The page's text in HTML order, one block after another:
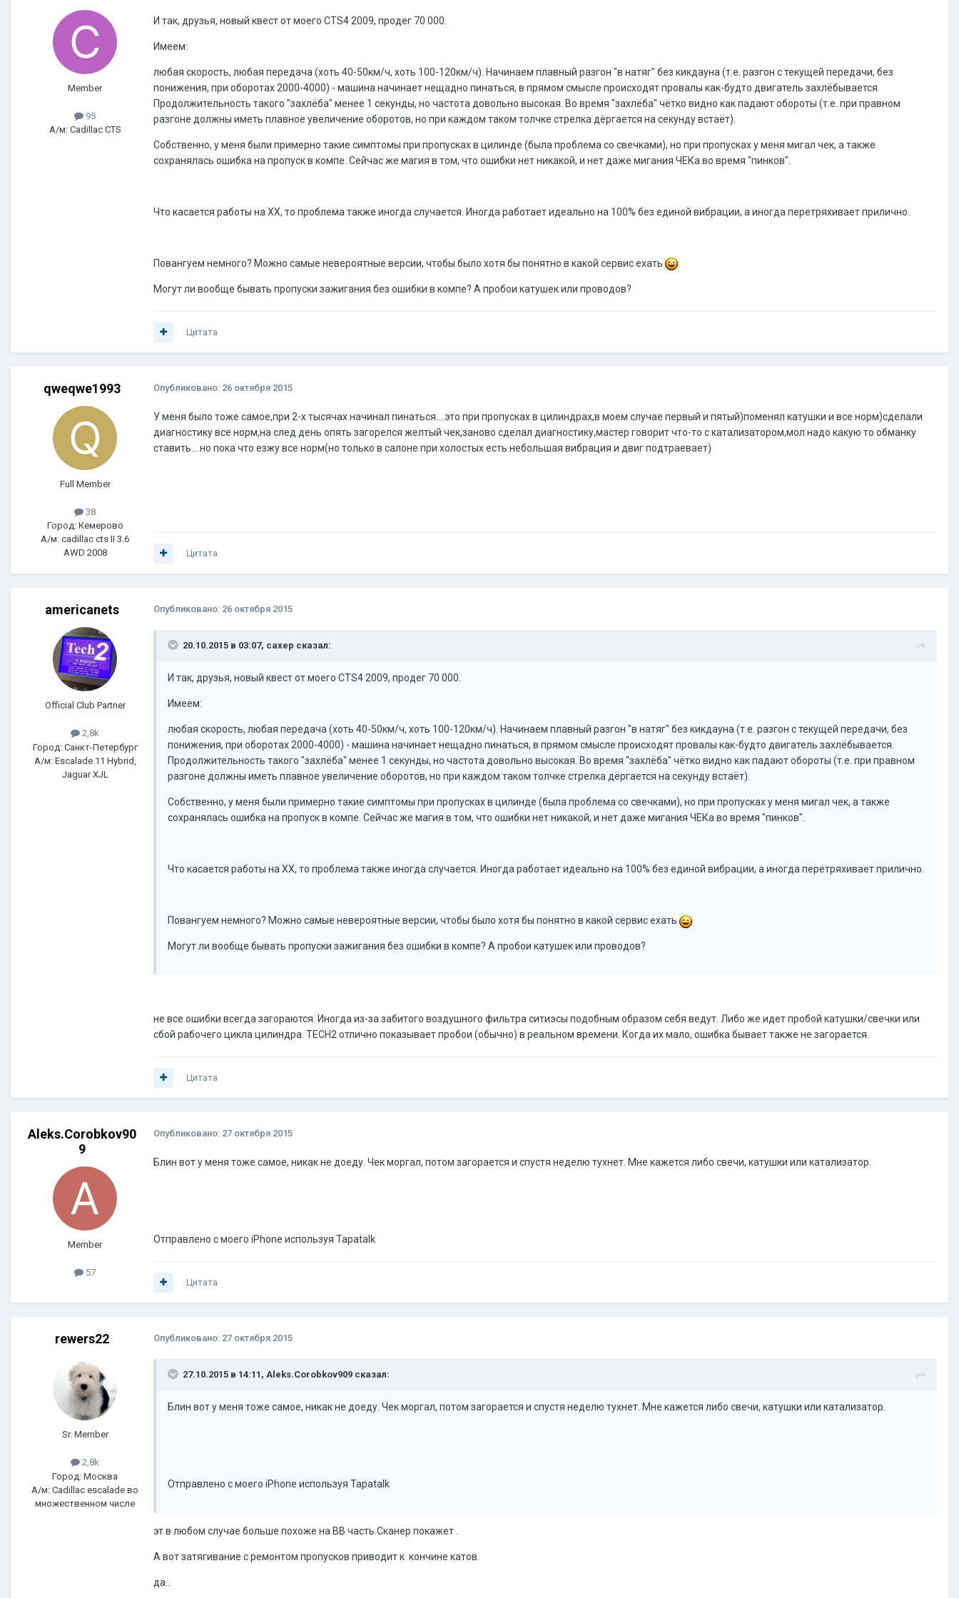
Member
95
А/м: Cadillac CTS
И так, друзья, новый квест от моего CTS4 2009, продег 70 000.
Имеем:
любая скорость, любая передача (хоть 40-50км/ч, хоть 100-120км/ч). Начинаем плавный разгон "в натяг" без кикдауна (т.е. разгон с текущей передачи, без
понижения, при оборотах 2000-4000) - машина начинает нещадно пинаться, в прямом смысле происходят провалы как-будто двигатель захлёбывается.
Продолжительность такого "захлёба" менее 1 секунды, но частота довольно высокая. Во время "захлёба" чётко видно как падают обороты (т.е. при правном
разгоне должны иметь плавное увеличение оборотов, но при каждом таком толчке стрелка дёргается на секунду встаёт).
Собственно, у меня были примерно такие симптомы при пропусках в цилинде (была проблема со свечками), но при пропусках у меня мигал чек, а также
сохранялась ошибка на пропуск в компе. Сейчас же магия в том, что ошибки нет никакой, и нет даже мигания ЧЕКа во время "пинков".
Что касается работы на ХХ, то проблема также иногда случается. Иногда работает идеально на 100% без единой вибрации, а иногда перетряхивает прилично.
Повангуем немного? Можно самые невероятные версии, чтобы было хотя бы понятно в какой сервис ехать
Могут ли вообще бывать пропуски зажигания без ошибки в компе? А пробои катушек или проводов?
Цитата
qweqwe1993
Full Member
38
Город: Кемерово
А/м: cadillac cts II 3.6
AWD 2008
Опубликовано: 26 октября 2015
У меня было тоже самое,при 2-х тысячах начинал пинаться....это при пропусках в цилиндрах,в моем случае первый и пятый)поменял катушки и все норм)сделали
диагностику все норм,на след день опять загорелся желтый чек,заново сделал диагностику,мастер говорит что-то с катализатором,мол надо какую то обманку
ставить....но пока что езжу все норм(но только в салоне при холостых есть небольшая вибрация и двиг подтраевает)
Цитата
americanets
Official Club Partner
2,8k
Город: Санкт-Петербург
А/м: Escalade 11 Hybrid,
Jaguar XJL
Опубликовано: 26 октября 2015
20.10.2015 в 03:07, caxep сказал:
И так, друзья, новый квест от моего CTS4 2009, продег 70 000.
Имеем:
любая скорость, любая передача (хоть 40-50км/ч, хоть 100-120км/ч). Начинаем плавный разгон "в натяг" без кикдауна (т.е. разгон с текущей передачи, без
понижения, при оборотах 2000-4000) - машина начинает нещадно пинаться, в прямом смысле происходят провалы как-будто двигатель захлёбывается.
Продолжительность такого "захлёба" менее 1 секунды, но частота довольно высокая. Во время "захлёба" чётко видно как падают обороты (т.е. при правном
разгоне должны иметь плавное увеличение оборотов, но при каждом таком толчке стрелка дёргается на секунду встаёт).
Собственно, у меня были примерно такие симптомы при пропусках в цилинде (была проблема со свечками), но при пропусках у меня мигал чек, а также
сохранялась ошибка на пропуск в компе. Сейчас же магия в том, что ошибки нет никакой, и нет даже мигания ЧЕКа во время "пинков".
Что касается работы на ХХ, то проблема также иногда случается. Иногда работает идеально на 100% без единой вибрации, а иногда перетряхивает прилично.
Повангуем немного? Можно самые невероятные версии, чтобы было хотя бы понятно в какой сервис ехать
Могут ли вообще бывать пропуски зажигания без ошибки в компе? А пробои катушек или проводов?
не все ошибки всегда загораются. Иногда из-за забитого воздушного фильтра ситиэсы подобным образом себя ведут. Либо же идет пробой катушки/свечки или
сбой рабочего цикла цилиндра. TECH2 отлично показывает пробои (обычно) в реальном времени. Когда их мало, ошибка бывает также не загорается.
Цитата
Aleks.Corobkov90
9
Member
57
Опубликовано: 27 октября 2015
Блин вот у меня тоже самое, никак не доеду. Чек моргал, потом загорается и спустя неделю тухнет. Мне кажется либо свечи, катушки или катализатор.
Отправлено с моего iPhone используя Tapatalk
Цитата
rewers22
Sr. Member
2,8k
Город: Москва
А/м: Cadillac escalade во
множественном числе
Опубликовано: 27 октября 2015
27.10.2015 в 14:11, Aleks.Corobkov909 сказал:
Блин вот у меня тоже самое, никак не доеду. Чек моргал, потом загорается и спустя неделю тухнет. Мне кажется либо свечи, катушки или катализатор.
Отправлено с моего iPhone используя Tapatalk
эт в любом случае больше похоже на ВВ часть.Сканер покажет .
А вот затягивание с ремонтом пропусков приводит к кончине катов.
да..